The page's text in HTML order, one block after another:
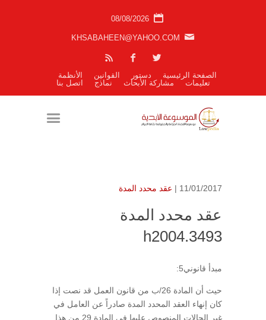
08/08/2026
KHSABAHEEN@YAHOO.COM
الصفحة الرئيسية دستور القوانين
الأنظمة
تعليمات
مشاركة الأبحاث نماذج اتصل بنا
11/01/2017 | عقد محدد المدة
عقد محدد المدة
h2004.3493
مبدأ قانوني5:
حيث أن المادة 26/ب من قانون العمل قد نصت إذا
كان إنهاء العقد المحدد المدة صادراً عن العامل في
غير الحالات المنصوص عليها في المادة 29 من هذا